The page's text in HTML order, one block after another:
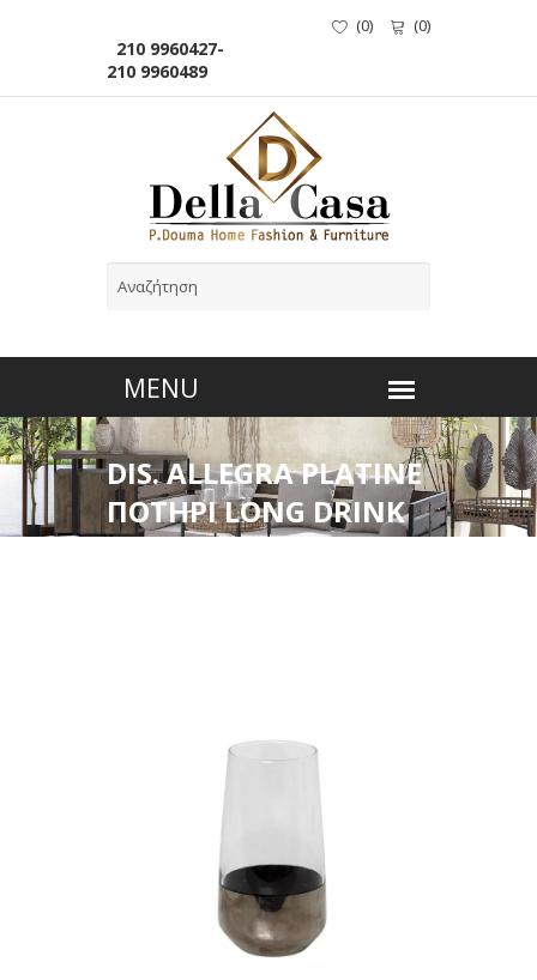
210 9960427-
210 9960489
(0) (0)
DIS. ALLEGRA PLATINE
ΠΟΤΗΡΙ LONG DRINK
ΔΙΑΦ.-ΠΛΑΤΙΝΑ 470CC